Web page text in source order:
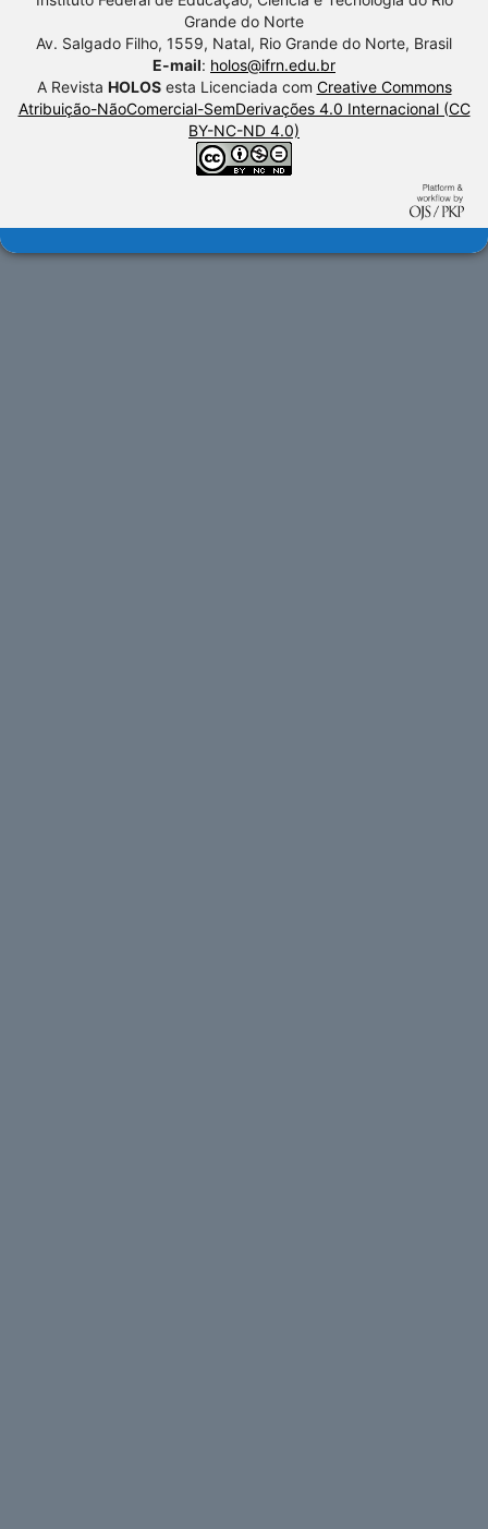
Grande do Norte
Av. Salgado Filho, 1559, Natal, Rio Grande do Norte, Brasil
E-mail: holos@ifrn.edu.br
A Revista HOLOSesta Licenciada com Creative Commons
Atribuição-NãoComercial-SemDerivações 4.0 Internacional (CC
BY-NC-ND 4.0)